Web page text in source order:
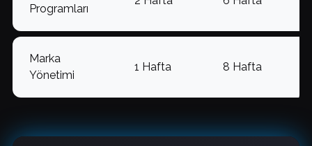
Programları
Marka
Yönetimi
1 Hafta 8 Hafta